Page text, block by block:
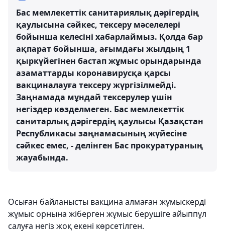
Бас мемлекеттік санитариялық дәрігердің
қаулысына сәйкес, тексеру мәселелері
бойынша келесіні хабарлаймыз. Қолда бар
ақпарат бойынша, ағымдағы жылдың 1
қыркүйегінен бастап жұмыс орындарында
азаматтарды коронавирусқа қарсы
вакциналауға тексеру жүргізілмейді.
Заңнамада мұндай тексерулер үшін
негіздер көзделмеген. Бас мемлекеттік
санитарлық дәрігердің қаулысы Қазақстан
Республикасы заңнамасының жүйесіне
сәйкес емес, - делінген Бас прокуратураның
жауабында.
Осыған байланысты вакцина алмаған жұмыскерді
жұмыс орнына жіберген жұмыс берушіге айыппұл
салуға негіз жоқ екені көрсетілген.